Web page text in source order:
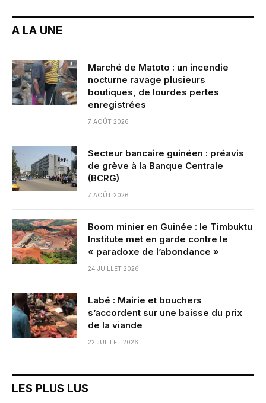
A LA UNE
Marché de Matoto : un incendie
nocturne ravage plusieurs
boutiques, de lourdes pertes
enregistrées
7 AOÛT 2026
Secteur bancaire guinéen : préavis
de grève à la Banque Centrale
(BCRG)
7 AOÛT 2026
Boom minier en Guinée : le Timbuktu
Institute met en garde contre le
« paradoxe de l’abondance »
24 JUILLET 2026
Labé : Mairie et bouchers
s’accordent sur une baisse du prix
de la viande
22 JUILLET 2026
LES PLUS LUS